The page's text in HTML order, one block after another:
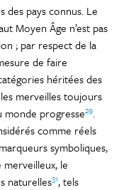
des pays connus. Le
Moyen Âge n’est pas
; par respect de la
de faire
héritées des
merveilles toujours
monde progresse29.
comme réels
symboliques,
le
naturelles31, tels